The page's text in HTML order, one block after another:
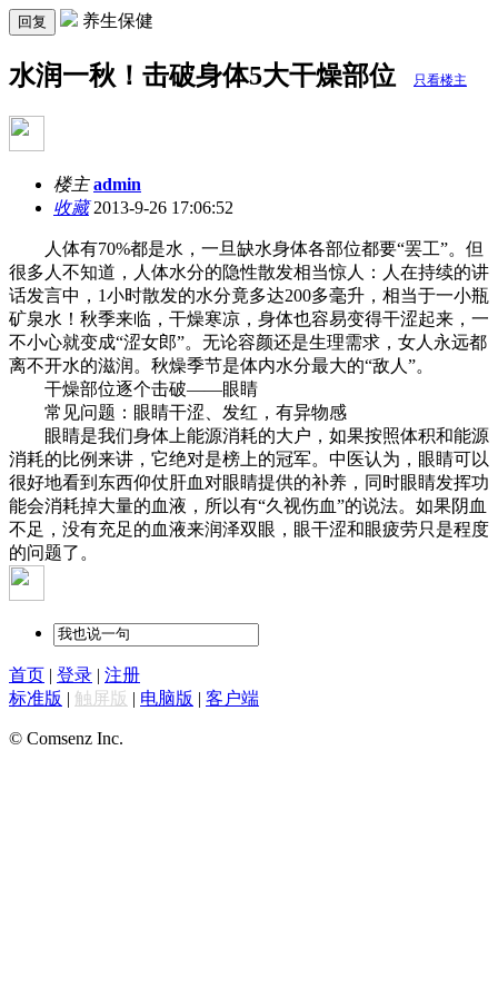
回复 养生保健
水润一秋！击破身体5大干燥部位 只看楼主
楼主 admin
收藏2013-9-26 17:06:52
人体有70%都是水，一旦缺水身体各部位都要“罢工”。但
很多人不知道，人体水分的隐性散发相当惊人：人在持续的讲
话发言中，1小时散发的水分竟多达200多毫升，相当于一小瓶
矿泉水！秋季来临，干燥寒凉，身体也容易变得干涩起来，一
不小心就变成“涩女郎”。无论容颜还是生理需求，女人永远都
离不开水的滋润。秋燥季节是体内水分最大的“敌人”。
干燥部位逐个击破——眼睛
常见问题：眼睛干涩、发红，有异物感
眼睛是我们身体上能源消耗的大户，如果按照体积和能源
消耗的比例来讲，它绝对是榜上的冠军。中医认为，眼睛可以
很好地看到东西仰仗肝血对眼睛提供的补养，同时眼睛发挥功
能会消耗掉大量的血液，所以有“久视伤血”的说法。如果阴血
不足，没有充足的血液来润泽双眼，眼干涩和眼疲劳只是程度
的问题了。
首页 | 登录 | 注册
标准版 | 触屏版 | 电脑版 | 客户端
© Comsenz Inc.